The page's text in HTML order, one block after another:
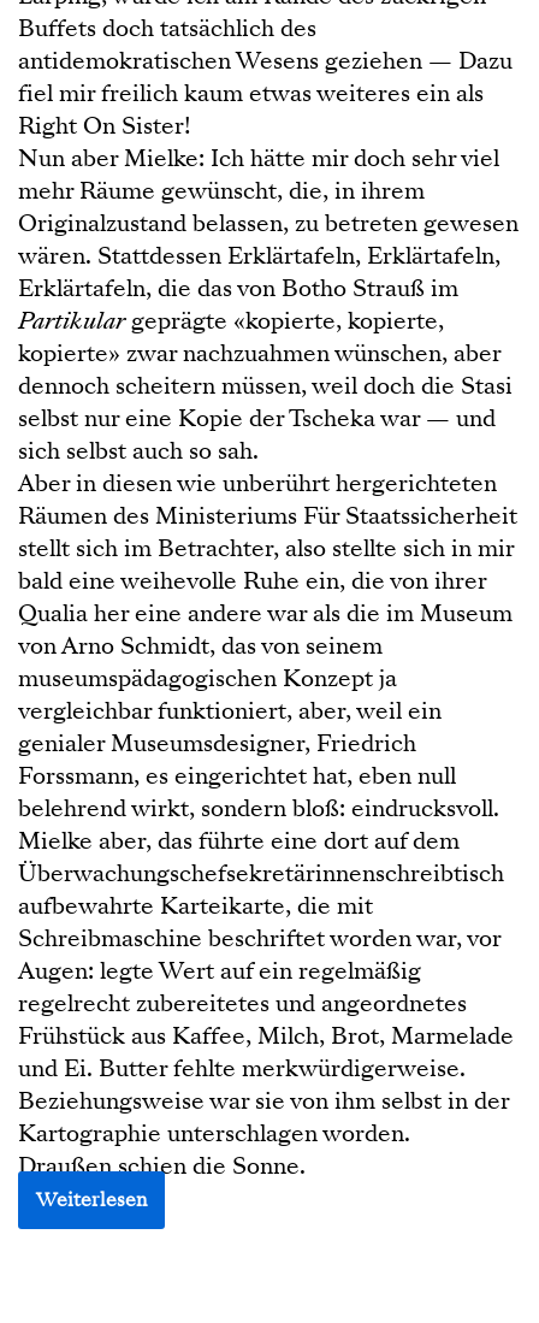
Buffets doch tatsächlich des
antidemokratischen Wesens geziehen — Dazu
fiel mir freilich kaum etwas weiteres ein als
Right On Sister!
Nun aber Mielke: Ich hätte mir doch sehr viel
mehr Räume gewünscht, die, in ihrem
Originalzustand belassen, zu betreten gewesen
wären. Stattdessen Erklärtafeln, Erklärtafeln,
Erklärtafeln, die das von Botho Strauß im
Partikulargeprägte «kopierte, kopierte,
kopierte» zwar nachzuahmen wünschen, aber
dennoch scheitern müssen, weil doch die Stasi
selbst nur eine Kopie der Tscheka war — und
sich selbst auch so sah.
Aber in diesen wie unberührt hergerichteten
Räumen des Ministeriums Für Staatssicherheit
stellt sich im Betrachter, also stellte sich in mir
bald eine weihevolle Ruhe ein, die von ihrer
Qualia her eine andere war als die im Museum
von Arno Schmidt, das von seinem
museumspädagogischen Konzept ja
vergleichbar funktioniert, aber, weil ein
genialer Museumsdesigner, Friedrich
Forssmann, es eingerichtet hat, eben null
belehrend wirkt, sondern bloß: eindrucksvoll.
Mielke aber, das führte eine dort auf dem
Überwachungschefsekretärinnenschreibtisch
aufbewahrte Karteikarte, die mit
Schreibmaschine beschriftet worden war, vor
Augen: legte Wert auf ein regelmäßig
regelrecht zubereitetes und angeordnetes
Frühstück aus Kaffee, Milch, Brot, Marmelade
und Ei. Butter fehlte merkwürdigerweise.
Beziehungsweise war sie von ihm selbst in der
Kartographie unterschlagen worden.
Draußen schien die Sonne.
Weiterlesen